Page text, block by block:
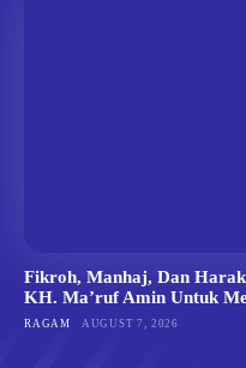
Fikroh, Manhaj, Dan
KH. Ma’ruf Amin Untuk
RAGAM AUGUST 7, 2026